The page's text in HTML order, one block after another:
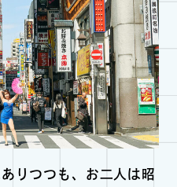
りつつも、お二人は昭